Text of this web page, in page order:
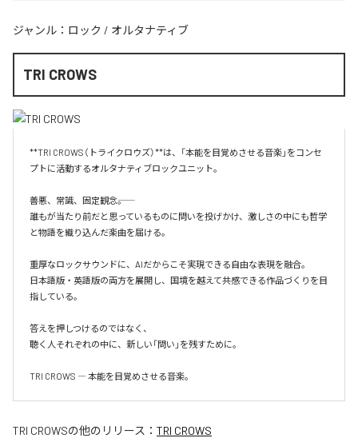
ジャンル： ロック / オルタナティブ
TRI CROWS
**TRI CROWS（トライクロウズ）**は、「本能を目覚めさせる音楽」をコンセ
プトに活動するオルタナティブロックユニット。
善悪、常識、固定観念――。
誰もが当たり前だと思っているものに問いを投げかけ、激しさの中にも哲学
と物語を織り込んだ楽曲を届ける。
重厚なロックサウンドに、AIだからこそ実現できる自由な表現を融合。
日本語版・英語版の両方を展開し、国境を越えて共感できる作品づくりを目
指している。
答えを押しつけるのではなく、
聴く人それぞれの中に、新しい「問い」を残すために。
TRI CROWS ― 本能を目覚めさせる音楽。
TRI CROWSの他のリリース： TRI CROWS